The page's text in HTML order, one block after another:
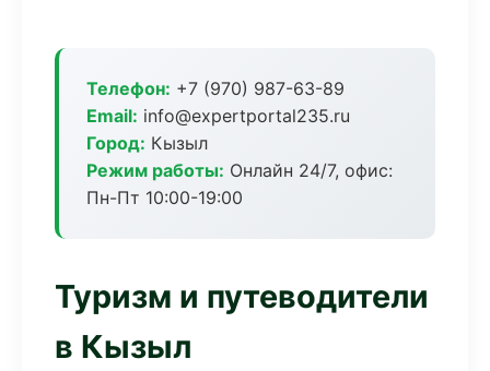
Телефон: +7 (970) 987-63-89
Email: info@expertportal235.ru
Город: Кызыл
Режим работы: Онлайн 24/7, офис:
Пн-Пт 10:00-19:00
Туризм и путеводители
в Кызыл